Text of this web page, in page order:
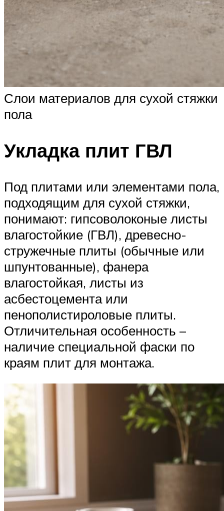
Слои материалов для сухой стяжки
пола
Укладка плит ГВЛ
Под плитами или элементами пола,
подходящим для сухой стяжки,
понимают: гипсоволоконые листы
влагостойкие (ГВЛ), древесно-
стружечные плиты (обычные или
шпунтованные), фанера
влагостойкая, листы из
асбестоцемента или
пенополистироловые плиты.
Отличительная особенность –
наличие специальной фаски по
краям плит для монтажа.